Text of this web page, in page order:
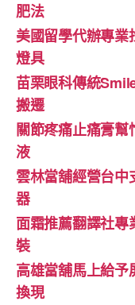
肥法
美國留學代辦專業
燈具
苗栗眼科傳統
搬遷
關節疼痛止痛膏
液
雲林當舖經營台
器
面霜推薦翻譯社
裝
高雄當舖馬上給
換現